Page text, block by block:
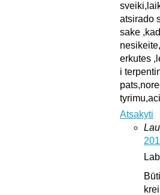
atsirado
sake
erkutes
i
Atsakyti